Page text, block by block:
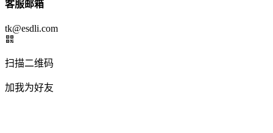
客服邮箱
tk@esdli.com
扫描二维码
加我为好友